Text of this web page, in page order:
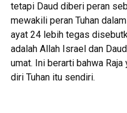
tetapi Daud diberi peran
mewakili peran Tuhan
ayat 24 lebih tegas
adalah Allah Israel dan
umat. Ini berarti bahwa
diri Tuhan itu sendiri.